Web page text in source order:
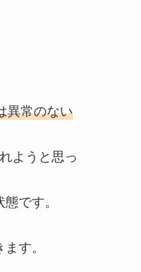
異常のない
ようと思っ
です。
す。